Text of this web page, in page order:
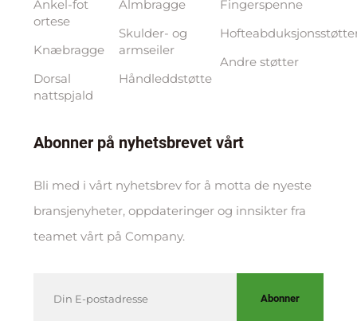
Ankel-fot
ortese
Knæbragge
Dorsal
nattspjald
Almbragge
Skulder- og
armseiler
Håndleddstøtte
Fingerspenne
Andre støtter
Abonner på nyhetsbrevet vårt
Bli med i vårt nyhetsbrev for å motta de nyeste
bransjenyheter, oppdateringer og innsikter fra
teamet vårt på Company.
Abonner